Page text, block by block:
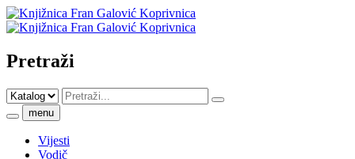
Pretraži
menu
Vijesti
Vodič